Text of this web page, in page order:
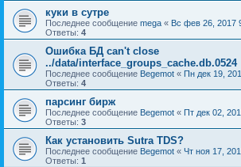
куки в сутре
Последнее сообщение mega « Вс фев 26, 2017
Ответы: 4
Ошибка БД can't close
../data/interface_groups_cache.db.0524
Последнее сообщение Begemot « Пн дек 19,
Ответы: 4
парсинг бирж
Последнее сообщение Begemot « Пт дек 02,
Ответы: 3
Как установить Sutra TDS?
Последнее сообщение Begemot « Чт ноя 17,
Ответы: 1